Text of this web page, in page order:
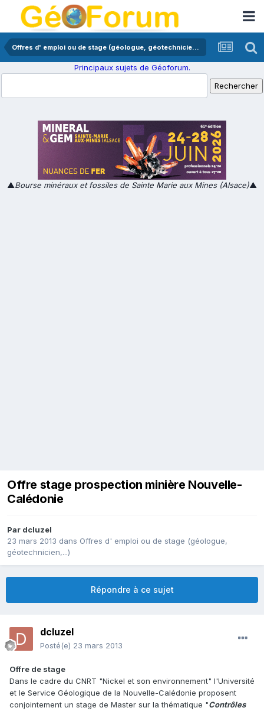
Offres d' emploi ou de stage (géologue, géotechnicien,...)
Principaux sujets de Géoforum.
▲Bourse minéraux et fossiles de Sainte Marie aux Mines (Alsace)▲
Offre stage prospection minière Nouvelle-
Calédonie
Par dcluzel
23 mars 2013 dans Offres d' emploi ou de stage (géologue,
géotechnicien,...)
Répondre à ce sujet
dcluzel
Posté(e) 23 mars 2013
Offre de stage
Dans le cadre du CNRT "Nickel et son environnement" l'Université
et le Service Géologique de la Nouvelle-Calédonie proposent
conjointement un stage de Master sur la thématique "Contrôles